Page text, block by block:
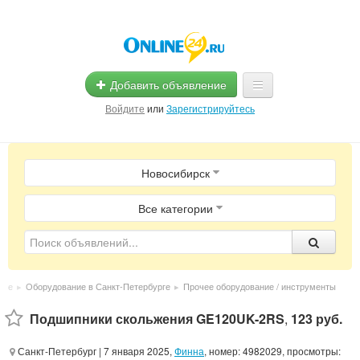
Добавить объявление
Войдите или Зарегистрируйтесь
Главная
Помощь
Услуги
Магазины
Новосибирск
Все категории
▸ Оборудование в Санкт-Петербурге ▸ Прочее оборудование / инструменты
Подшипники скольжения GE120UK-2RS, 123 руб.
Санкт-Петербург | 7 января 2025, Финна, номер: 4982029, просмотры: